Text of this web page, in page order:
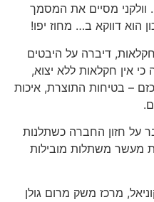
. וולקני מסיים את המסמך
הוא דווקא ב… מחוז יפו!
, דיברה על היבטים
כי אין חקלאות ללא יצוא,
– בטיחות התוצרת, איכות
.
על חזון החברה כשתלנות
מעשר משתלות מובילות
, מרכז משק מרום גולן